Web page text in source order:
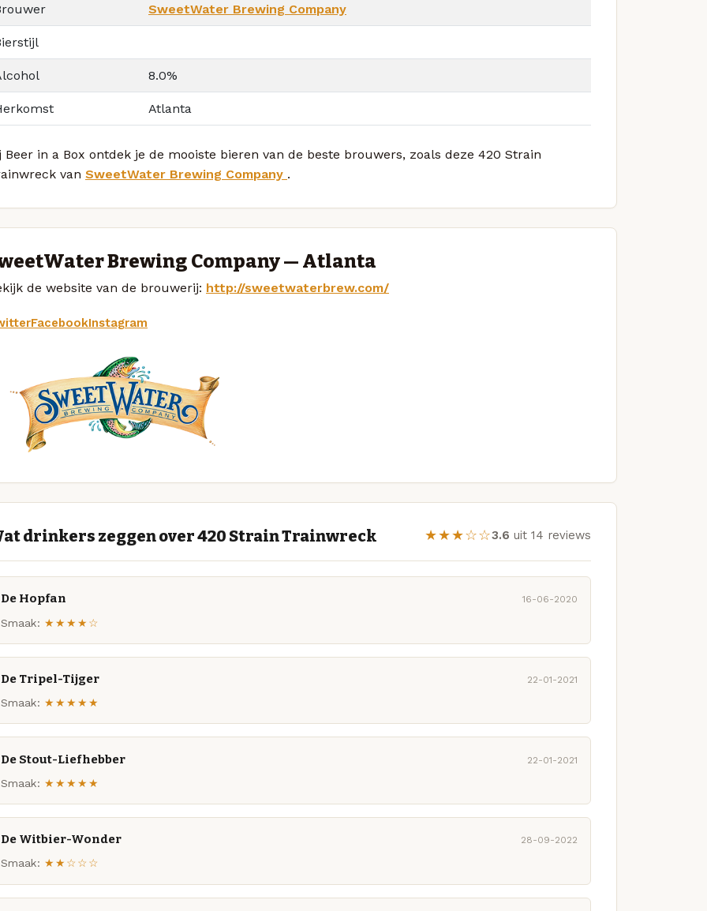
SweetWater Brewing Company
8.0%
Atlanta
Beer in a Box ontdek je de mooiste bieren van de beste brouwers, zoals deze 420 Strain
van SweetWater Brewing Company .
Brewing Company — Atlanta
de website van de brouwerij: http://sweetwaterbrew.com/
FacebookInstagram
drinkers zeggen over 420 Strain Trainwreck ★★★☆☆3.6 uit 14 reviews
De Hopfan 16-06-2020
Smaak: ★★★★☆
De Tripel-Tijger 22-01-2021
Smaak: ★★★★★
De Stout-Liefhebber 22-01-2021
Smaak: ★★★★★
De Witbier-Wonder 28-09-2022
Smaak: ★★☆☆☆